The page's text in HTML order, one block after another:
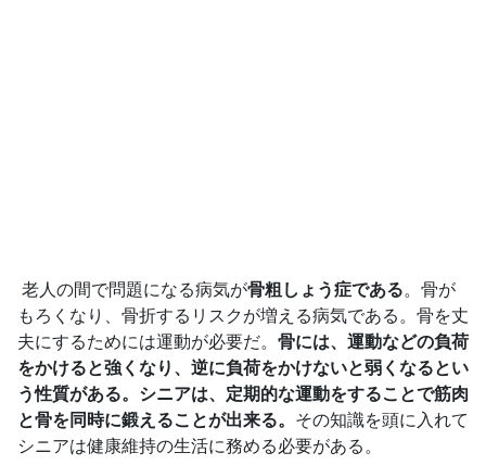
老人の間で問題になる病気が骨粗しょう症である。骨が
もろくなり、骨折するリスクが増える病気である。骨を丈
夫にするためには運動が必要だ。 骨には、運動などの負荷
をかけると強くなり、逆に負荷をかけないと弱くなるとい
う性質がある。シニアは、定期的な運動をすることで筋肉
と骨を同時に鍛えることが出来る。 その知識を頭に入れて
シニアは健康維持の生活に務める必要がある。